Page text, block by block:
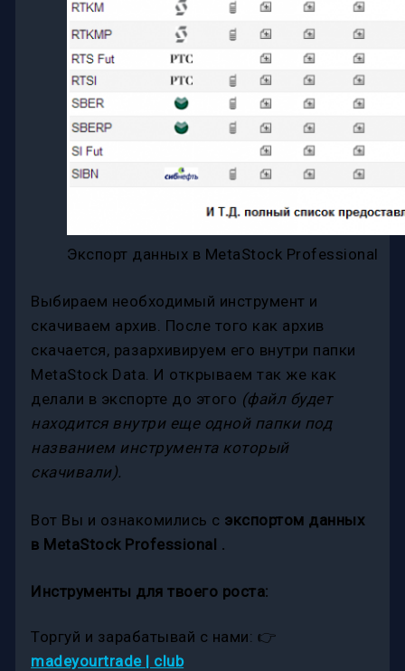
Экспорт данных в MetaStock Professional
Выбираем необходимый инструмент и
скачиваем архив. После того как архив
скачается, разархивируем его внутри папки
MetaStock Data. И открываем так же как
делали в экспорте до этого (файл будет
находится внутри еще одной папки под
названием инструмента который
скачивали).
Вот Вы и ознакомились с экспортом данных
в MetaStock Professional .
Инструменты для твоего роста:
Торгуй и зарабатывай с нами: 👉
madeyourtrade | club